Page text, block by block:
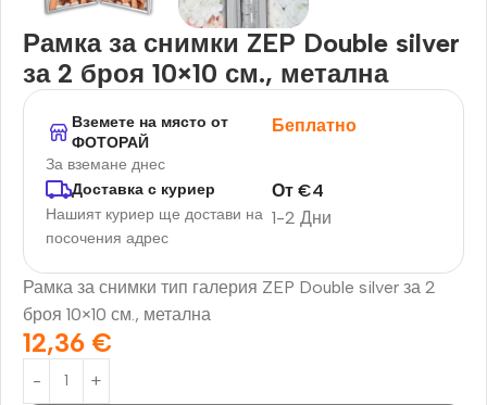
Рамка за снимки ZEP Double silver
за 2 броя 10×10 см., метална
Вземете на място от
ФОТОРАЙ
За вземане днес
Беплатно
Доставка с куриер
Нашият куриер ще достави на
посочения адрес
1-2 Дни
От€4
Рамка за снимки тип галерия ZEP Double silver за 2
броя 10×10 см., метална
12,36 €